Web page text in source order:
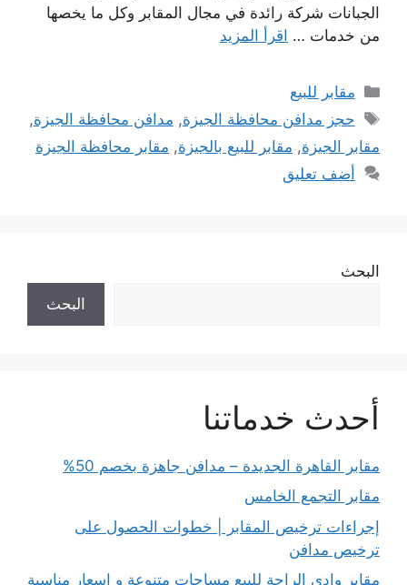
الجبانات شركة رائدة في مجال المقابر وكل ما يخصها
من خدمات … اقرأ المزيد
التصنيفات
مقابر للبيع
الوسوم
حجز مدافن محافظة الجيزة, مدافن محافظة الجيزة,
مقابر الجيزة, مقابر للبيع بالجيزة, مقابر محافظة الجيزة
أضف تعليق
البحث
البحث
أحدث خدماتنا
مقابر القاهرة الجديدة – مدافن جاهزة بخصم 50%
مقابر التجمع الخامس
إجراءات ترخيص المقابر | خطوات الحصول على
ترخيص مدافن
مقابر وادي الراحة للبيع مساحات متنوعة و اسعار مناسبة